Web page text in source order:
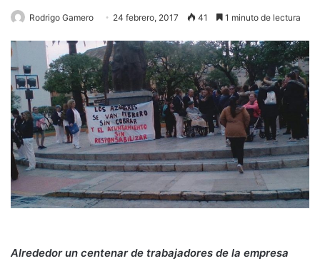
Rodrigo Gamero 24 febrero, 2017 41 1 minuto de lectura
Alrededor un centenar de trabajadores de la empresa